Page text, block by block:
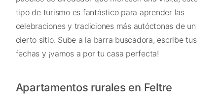
tipo de turismo es fantástico para aprender las
celebraciones y tradiciones más autóctonas de un
cierto sitio. Sube a la barra buscadora, escribe tus
fechas y ¡vamos a por tu casa perfecta!
Apartamentos rurales en Feltre